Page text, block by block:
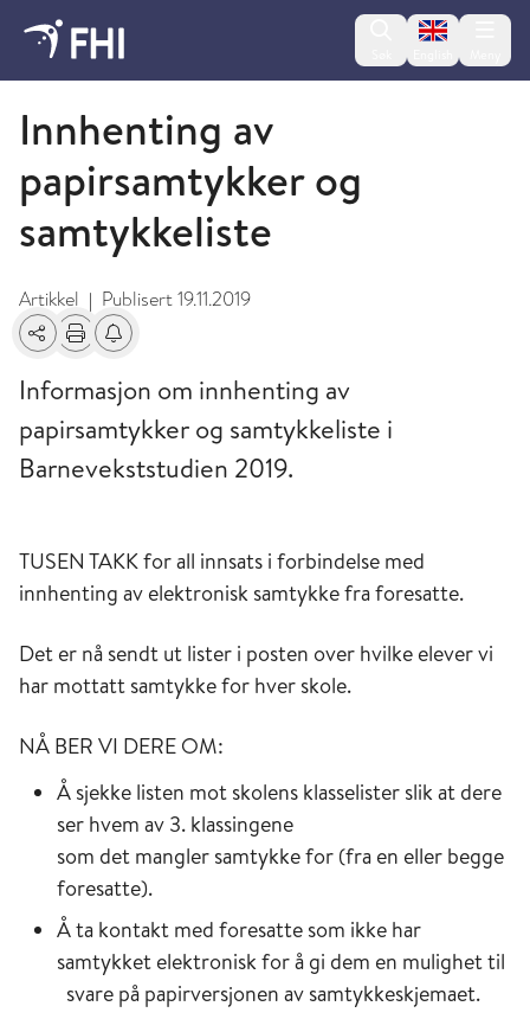
Change
Barnevekststudien
Innhenting av
papirsamtykker og
samtykkeliste
Artikkel | Publisert19.11.2019
Del Skriv utFå varsel om endringer
Informasjon om innhenting av
papirsamtykker og samtykkeliste i
Barnevekststudien 2019.
TUSEN TAKK for all innsats i forbindelse med
innhenting av elektronisk samtykke fra foresatte.
Det er nå sendt ut lister i posten over hvilke elever vi
har mottatt samtykke for hver skole.
NÅ BER VI DERE OM:
Å sjekke listen mot skolens klasselister slik at dere
ser hvem av 3. klassingene
som det mangler samtykke for (fra en eller begge
foresatte).
Å ta kontakt med foresatte som ikke har
samtykket elektronisk for å gi dem en mulighet til
svare på papirversjonen av samtykkeskjemaet.